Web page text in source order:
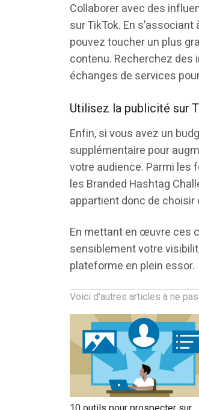
Collaborer avec des
sur TikTok. En
pouvez toucher un plus
contenu. Recherchez
échanges de services
Utilisez la publicité sur
Enfin, si vous avez un
supplémentaire pour
votre audience. Parmi les
les Branded Hashtag
appartient donc de
En mettant en œuvre ces
sensiblement votre
plateforme en plein essor.
Voici d'autres articles à ne